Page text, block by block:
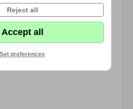
Reject all
Accept all
Set preferences